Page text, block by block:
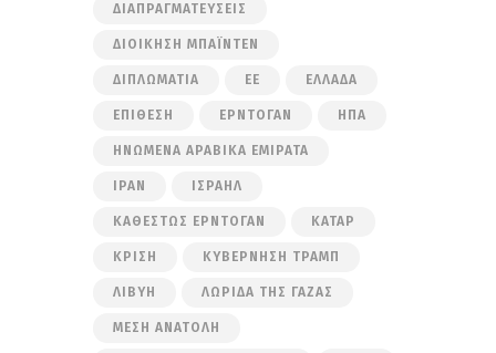
ΔΙΑΠΡΑΓΜΑΤΕΎΣΕΙΣ
ΔΙΟΊΚΗΣΗ ΜΠΆΙΝΤΕΝ
ΔΙΠΛΩΜΑΤΊΑ ΕΕ ΕΛΛΆΔΑ
ΕΠΊΘΕΣΗ ΕΡΝΤΟΓΆΝ ΗΠΑ
ΗΝΩΜΈΝΑ ΑΡΑΒΙΚΆ ΕΜΙΡΆΤΑ
ΙΡΆΝ ΙΣΡΑΉΛ
ΚΑΘΕΣΤΏΣ ΕΡΝΤΟΓΆΝ ΚΑΤΆΡ
ΚΡΊΣΗ ΚΥΒΈΡΝΗΣΗ ΤΡΑΜΠ
ΛΙΒΎΗ ΛΩΡΊΔΑ ΤΗΣ ΓΆΖΑΣ
ΜΈΣΗ ΑΝΑΤΟΛΉ